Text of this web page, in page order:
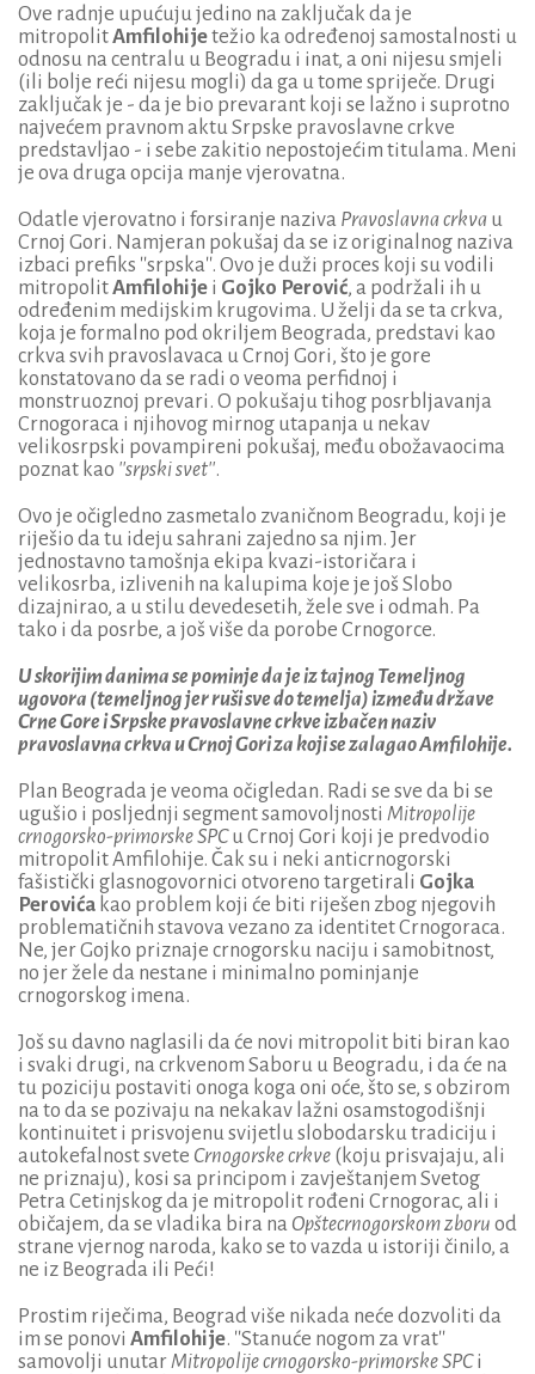
Ove radnje upućuju jedino na zaključak da je
mitropolitAmfilohijetežio ka određenoj samostalnosti u
odnosu na centralu u Beogradu i inat, a oni nijesu smjeli
(ili bolje reći nijesu mogli) da ga u tome spriječe. Drugi
zaključak je - da je bio prevarant koji se lažno i suprotno
najvećem pravnom aktu Srpske pravoslavne crkve
predstavljao - i sebe zakitio nepostojećim titulama. Meni
je ova druga opcija manje vjerovatna.
Odatle vjerovatno i forsiranje naziva Pravoslavna crkva u
Crnoj Gori. Namjeran pokušaj da se iz originalnog naziva
izbaci prefiks ''srpska''. Ovo je duži proces koji su vodili
mitropolitAmfilohije i Gojko Perović, a podržali ih u
određenim medijskim krugovima. U želji da se ta crkva,
koja je formalno pod okriljem Beograda, predstavi kao
crkva svih pravoslavaca u Crnoj Gori, što je gore
konstatovano da se radi o veoma perfidnoj i
monstruoznoj prevari. O pokušaju tihog posrbljavanja
Crnogoraca i njihovog mirnog utapanja u nekav
velikosrpski povampireni pokušaj, među obožavaocima
poznat kao ''srpski svet''.
Ovo je očigledno zasmetalo zvaničnom Beogradu, koji je
riješio da tu ideju sahrani zajedno sa njim. Jer
jednostavno tamošnja ekipa kvazi-istoričara i
velikosrba, izlivenih na kalupima koje je još Slobo
dizajnirao, a u stilu devedesetih, žele sve i odmah. Pa
tako i da posrbe, a još više da porobe Crnogorce.
U skorijim danima se pominje da je iz tajnog Temeljnog
ugovora (temeljnog jer ruši sve do temelja) između države
Crne Gore i Srpske pravoslavne crkve izbačen naziv
pravoslavna crkva u Crnoj Gori za koji se zalagao Amfilohije.
Plan Beograda je veoma očigledan. Radi se sve da bi se
ugušio i posljednji segment samovoljnosti Mitropolije
crnogorsko-primorske SPCu Crnoj Gori koji je predvodio
mitropolit Amfilohije. Čak su i neki anticrnogorski
fašistički glasnogovornici otvoreno targetirali Gojka
Perovića kao problem koji će biti riješen zbog njegovih
problematičnih stavova vezano za identitet Crnogoraca.
Ne, jer Gojko priznaje crnogorsku naciju i samobitnost,
no jer žele da nestane i minimalno pominjanje
crnogorskog imena.
Još su davno naglasili da će novi mitropolit biti biran kao
i svaki drugi, na crkvenom Saboru u Beogradu, i da će na
tu poziciju postaviti onoga koga oni oće, što se, s obzirom
na to da se pozivaju na nekakav lažni osamstogodišnji
kontinuitet i prisvojenu svijetlu slobodarsku tradiciju i
autokefalnost svete Crnogorske crkve (koju prisvajaju, ali
ne priznaju), kosi sa principom i zavještanjem Svetog
Petra Cetinjskog da je mitropolit rođeni Crnogorac, ali i
običajem, da se vladika bira na Opštecrnogorskom zboru od
strane vjernog naroda, kako se to vazda u istoriji činilo, a
ne iz Beograda ili Peći!
Prostim riječima, Beograd više nikada neće dozvoliti da
im se ponovi Amfilohije. ''Stanuće nogom za vrat''
samovolji unutar Mitropolije crnogorsko-primorske SPCi